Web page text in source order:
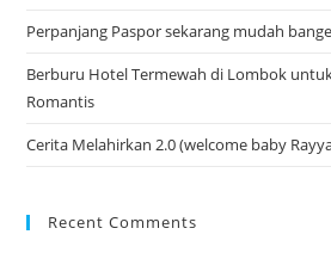
Perpanjang Paspor sekarang mudah
Berburu Hotel Termewah di Lombok
Romantis
Cerita Melahirkan 2.0 (welcome baby
Recent Comments